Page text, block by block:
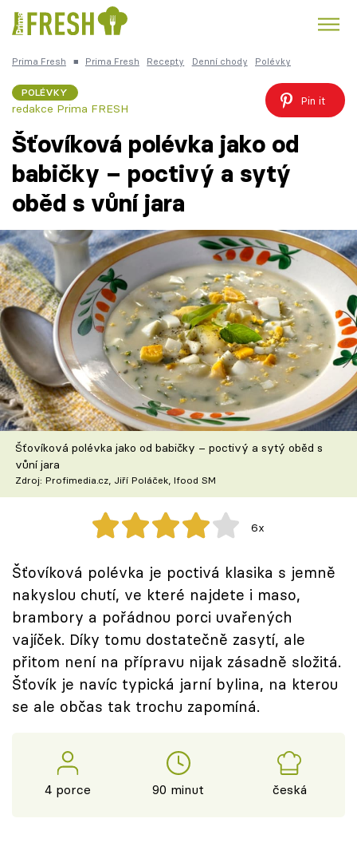
Česká kuchyně Čokoláda
Témata
Recepty
Články
TV Program
Škola vaření
Recepty z TV
Speciál: Cuketa
Těhotnej kuchař
Sledujte prima+
Přihlášení
Sledujte nás
Prima Fresh ■ Prima Fresh Recepty Denní chody Polévky
POLÉVKY
redakce Prima FRESH
Pin it
Šťovíková polévka jako od
babičky – poctivý a sytý
oběd s vůní jara
Šťovíková polévka jako od babičky – poctivý a sytý oběd s
vůní jara
Zdroj: Profimedia.cz, Jiří Poláček, Ifood SM
6x
Šťovíková polévka je poctivá klasika s jemně
nakyslou chutí, ve které najdete i maso,
brambory a pořádnou porci uvařených
vajíček. Díky tomu dostatečně zasytí, ale
přitom není na přípravu nijak zásadně složitá.
Šťovík je navíc typická jarní bylina, na kterou
se ale občas tak trochu zapomíná.
4 porce 90 minut česká